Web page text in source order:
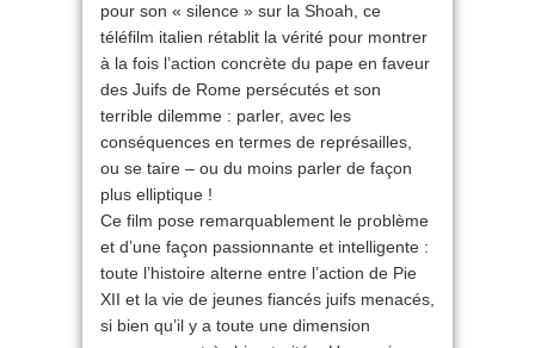
pour son « silence » sur la Shoah, ce
téléfilm italien rétablit la vérité pour montrer
à la fois l’action concrète du pape en faveur
des Juifs de Rome persécutés et son
terrible dilemme : parler, avec les
conséquences en termes de représailles,
ou se taire – ou du moins parler de façon
plus elliptique !
Ce film pose remarquablement le problème
et d’une façon passionnante et intelligente :
toute l’histoire alterne entre l’action de Pie
XII et la vie de jeunes fiancés juifs menacés,
si bien qu’il y a toute une dimension